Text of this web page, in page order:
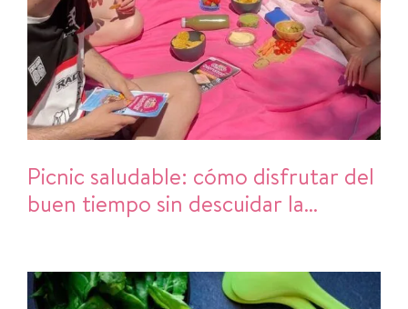
Picnic saludable: cómo disfrutar del
buen tiempo sin descuidar la